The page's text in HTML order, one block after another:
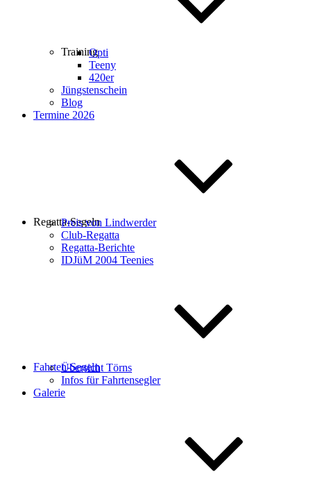
TrainingOpti
Teeny
420er
Jüngstenschein
Blog
Termine 2026
Regatta-Segeln
Preis von Lindwerder
Club-Regatta
Regatta-Berichte
IDJüM 2004 Teenies
Fahrten-Segeln
Übersicht Törns
Infos für Fahrtensegler
Galerie